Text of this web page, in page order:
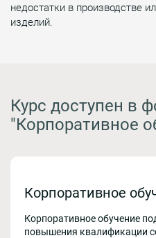
недостатки в производстве
изделий.
Курс доступен в
"Корпоративное
Корпоративное
Корпоративное обучение
повышения квалификации